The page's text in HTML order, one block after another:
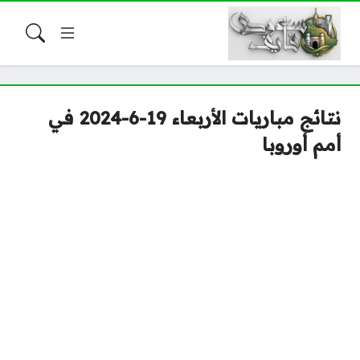
نتائج مباريات الأربعاء 19-6-2024 في
أمم أوروبا